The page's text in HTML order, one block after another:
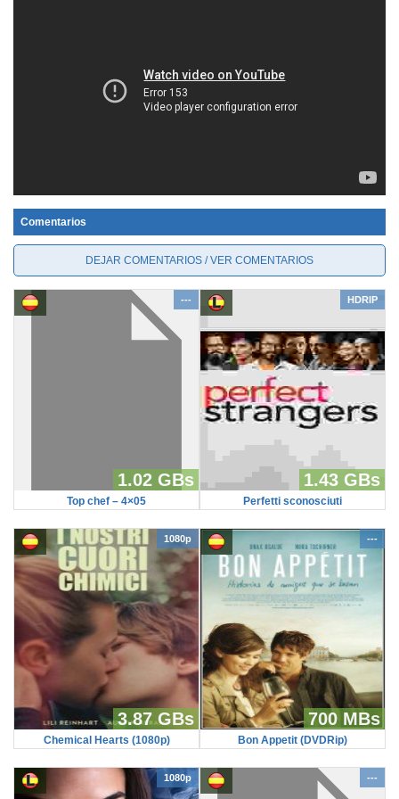
Comentarios
DEJAR COMENTARIOS / VER COMENTARIOS
---
1.02 GBs
Top chef – 4×05
HDRIP
1.43 GBs
Perfetti sconosciuti
1080p
3.87 GBs
Chemical Hearts (1080p)
---
700 MBs
Bon Appetit (DVDRip)
1080p ---